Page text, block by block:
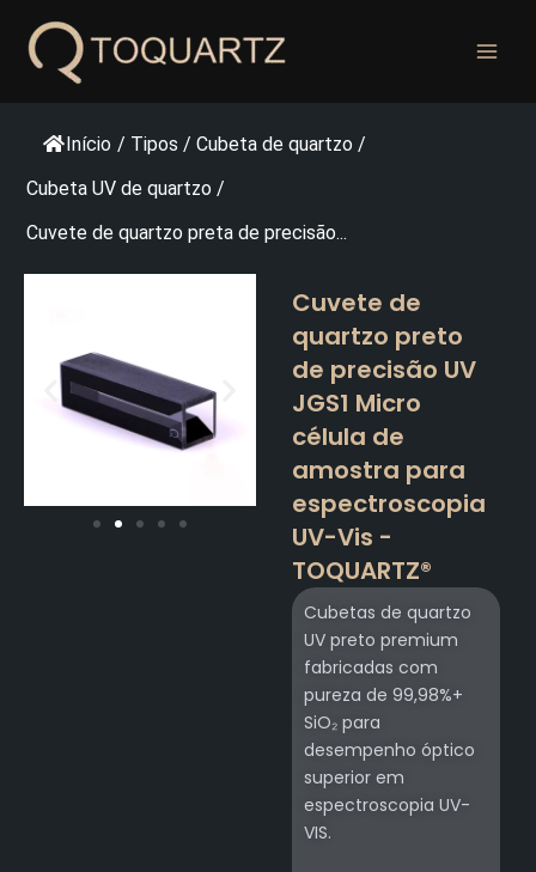
para
Início / Tipos / Cubeta de quartzo /
Cubeta UV de quartzo /
Cuvete de quartzo preta de precisão...
Cuvete de
quartzo preto
de precisão UV
JGS1 Micro
célula de
amostra para
espectroscopia
UV-Vis -
TOQUARTZ®
Cubetas de quartzo
UV preto premium
fabricadas com
pureza de 99,98%+
SiO₂ para
desempenho óptico
superior em
espectroscopia UV-
VIS.